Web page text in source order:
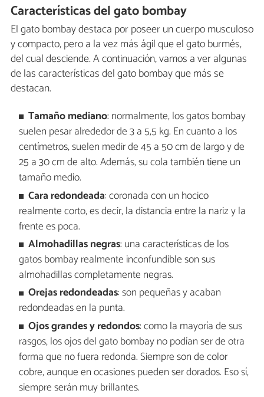
Características del gato bombay
El gato bombay destaca por poseer un cuerpo musculoso
y compacto, pero a la vez más ágil que el gato burmés,
del cual desciende. A continuación, vamos a ver algunas
de las características del gato bombay que más se
destacan.
Tamaño mediano: normalmente, los gatos bombay
suelen pesar alrededor de 3 a 5,5 kg. En cuanto a los
centímetros, suelen medir de 45 a 50 cm de largo y de
25 a 30 cm de alto. Además, su cola también tiene un
tamaño medio.
Cara redondeada: coronada con un hocico
realmente corto, es decir, la distancia entre la nariz y la
frente es poca.
Almohadillas negras: una características de los
gatos bombay realmente inconfundible son sus
almohadillas completamente negras.
Orejas redondeadas: son pequeñas y acaban
redondeadas en la punta.
Ojos grandes y redondos: como la mayoría de sus
rasgos, los ojos del gato bombay no podían ser de otra
forma que no fuera redonda. Siempre son de color
cobre, aunque en ocasiones pueden ser dorados. Eso sí,
siempre serán muy brillantes.